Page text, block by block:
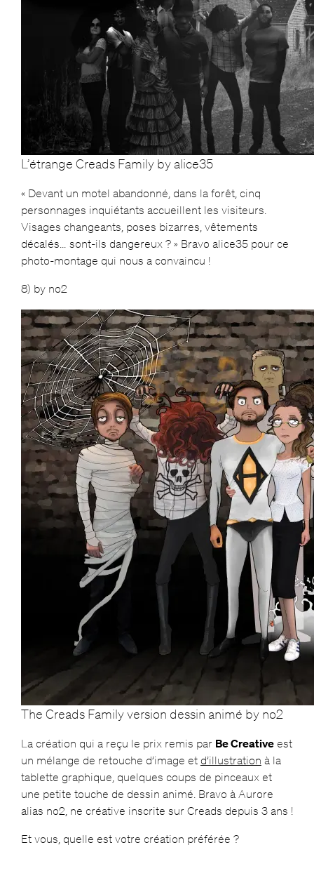
L’étrange Creads Family by alice35
« Devant un motel abandonné, dans la forêt, cinq
personnages inquiétants accueillent les visiteurs.
Visages changeants, poses bizarres, vêtements
décalés… sont-ils dangereux ? » Bravo alice35 pour ce
photo-montage qui nous a convaincu !
8) by no2
The Creads Family version dessin animé by no2
La création qui a reçu le prix remis par Be Creativeest
un mélange de retouche d’image et d’illustration à la
tablette graphique, quelques coups de pinceaux et
une petite touche de dessin animé. Bravo à Aurore
alias no2, ne créative inscrite sur Creads depuis 3 ans !
Et vous, quelle est votre création préférée ?